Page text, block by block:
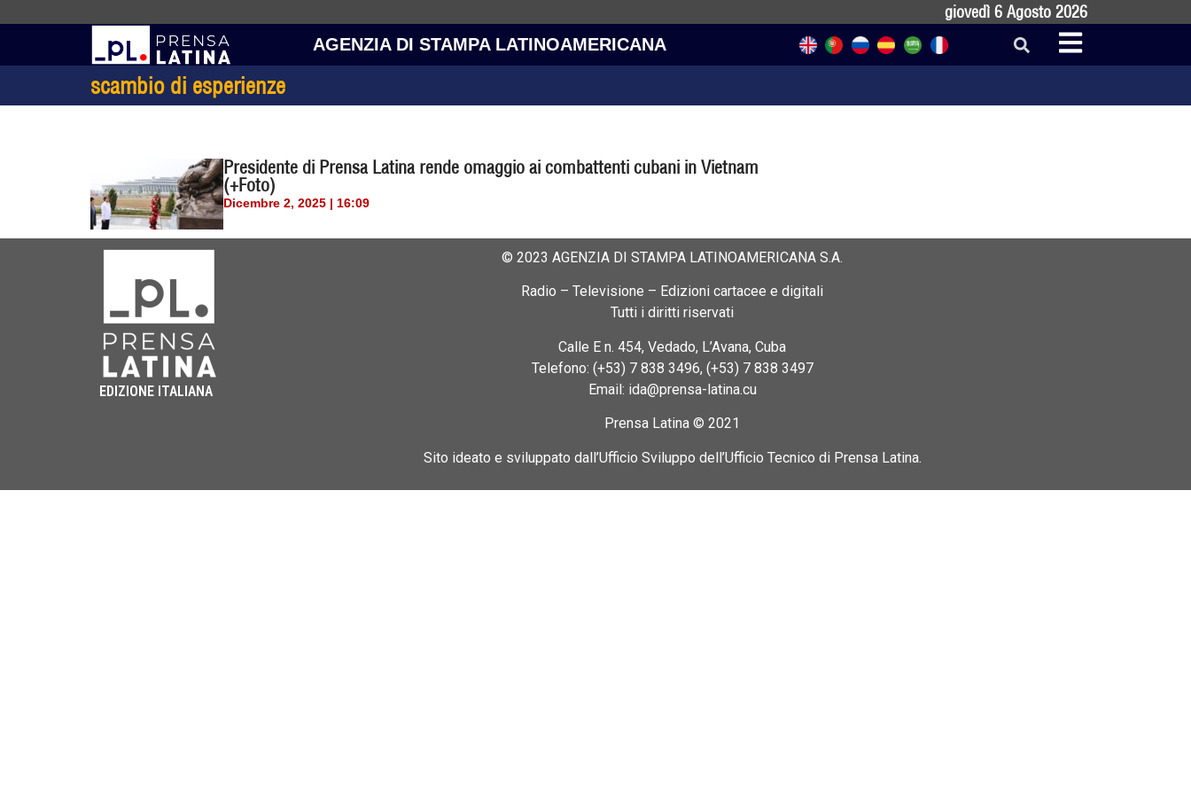
giovedì 6 Agosto 2026
AGENZIA DI STAMPA LATINOAMERICANA
scambio di esperienze
Presidente di Prensa Latina rende omaggio ai combattenti cubani in Vietnam
(+Foto)
Dicembre 2, 2025 | 16:09
EDIZIONE ITALIANA
© 2023 AGENZIA DI STAMPA LATINOAMERICANA S.A.
Radio – Televisione – Edizioni cartacee e digitali
Tutti i diritti riservati
Calle E n. 454, Vedado, L’Avana, Cuba
Telefono: (+53) 7 838 3496, (+53) 7 838 3497
Email: ida@prensa-latina.cu
Prensa Latina © 2021
Sito ideato e sviluppato dall’Ufficio Sviluppo dell’Ufficio Tecnico di Prensa Latina.